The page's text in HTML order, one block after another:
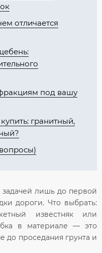
отличается
под вашу
гранитный,
лишь до первой
дороги. Что выбрать:
известняк или
в материале — это
до проседания грунта и